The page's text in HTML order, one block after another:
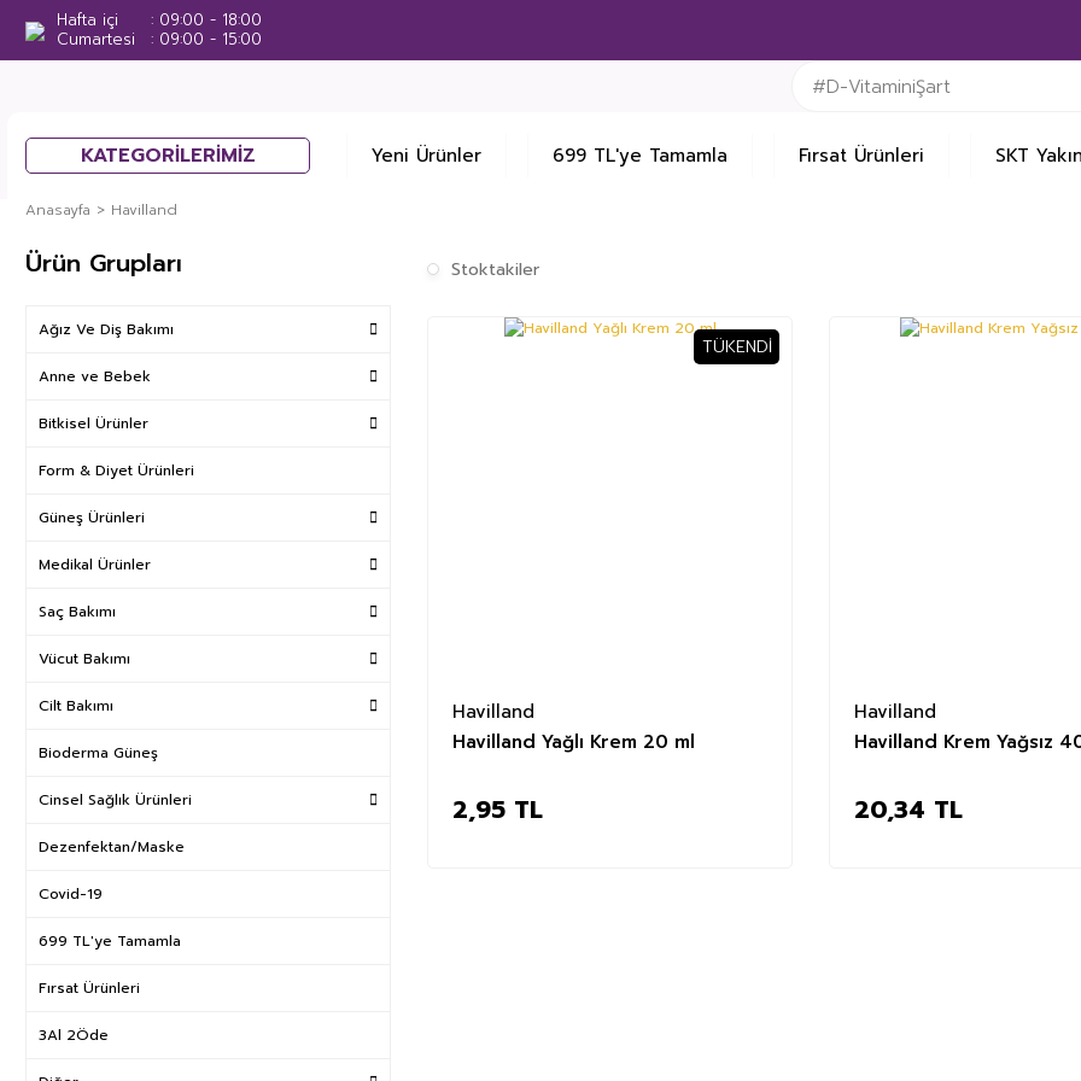
Hafta içi
09:00 - 18:00
Cumartesi
09:00 - 15:00
KATEGORİLERİMİZ Yeni Ürünler 699 TL'ye Tamamla Fırsat Ürünleri SKT
Anasayfa Havilland
Ürün Grupları
Ağız Ve Diş Bakımı
Anne ve Bebek
Bitkisel Ürünler
Form & Diyet Ürünleri
Güneş Ürünleri
Medikal Ürünler
Saç Bakımı
Vücut Bakımı
Cilt Bakımı
Bioderma Güneş
Cinsel Sağlık Ürünleri
Dezenfektan/Maske
Covid-19
699 TL'ye Tamamla
Fırsat Ürünleri
3Al 2Öde
Stoktakiler
TÜKENDI
Havilland
Havilland Yağlı Krem 20 ml
2,95 TL
Havilland
Havilland Krem Yağsız
20,34 TL